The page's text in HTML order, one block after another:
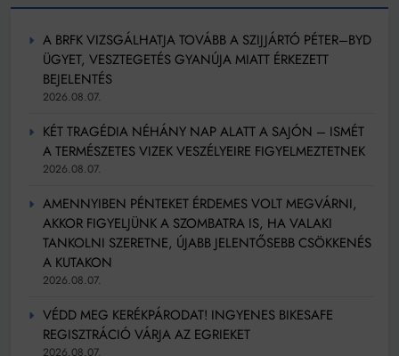
A BRFK VIZSGÁLHATJA TOVÁBB A SZIJJÁRTÓ PÉTER–BYD
ÜGYET, VESZTEGETÉS GYANÚJA MIATT ÉRKEZETT
BEJELENTÉS
2026.08.07.
KÉT TRAGÉDIA NÉHÁNY NAP ALATT A SAJÓN – ISMÉT
A TERMÉSZETES VIZEK VESZÉLYEIRE FIGYELMEZTETNEK
2026.08.07.
AMENNYIBEN PÉNTEKET ÉRDEMES VOLT MEGVÁRNI,
AKKOR FIGYELJÜNK A SZOMBATRA IS, HA VALAKI
TANKOLNI SZERETNE, ÚJABB JELENTŐSEBB CSÖKKENÉS
A KUTAKON
2026.08.07.
VÉDD MEG KERÉKPÁRODAT! INGYENES BIKESAFE
REGISZTRÁCIÓ VÁRJA AZ EGRIEKET
2026.08.07.